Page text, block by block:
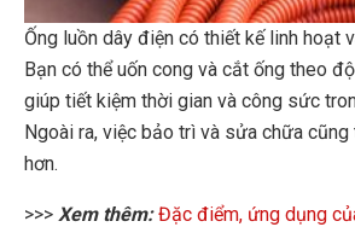
Ống luồn dây điện có thiết kế linh hoạt
Bạn có thể uốn cong và cắt ống theo
giúp tiết kiệm thời gian và công sức
Ngoài ra, việc bảo trì và sửa chữa
hơn.
>>> Xem thêm:Đặc điểm, ứng dụng